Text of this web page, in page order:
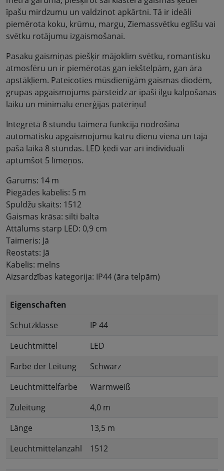
īpašu mirdzumu un valdzinot apkārtni. Tā ir ideāli
piemērota koku, krūmu, margu, Ziemassvētku eglīšu vai
svētku rotājumu izgaismošanai.
Pasaku gaismiņas piešķir mājoklim svētku, romantisku
atmosfēru un ir piemērotas gan iekštelpām, gan āra
apstākļiem. Pateicoties mūsdienīgām gaismas diodēm,
grupas apgaismojums pārsteidz ar īpaši ilgu kalpošanas
laiku un minimālu enerģijas patēriņu!
Integrētā 8 stundu taimera funkcija nodrošina
automātisku apgaismojumu katru dienu vienā un tajā
pašā laikā 8 stundas. LED ķēdi var arī individuāli
aptumšot 5 līmeņos.
Garums: 14 m
Piegādes kabelis: 5 m
Spuldžu skaits: 1512
Gaismas krāsa: silti balta
Attālums starp LED: 0,9 cm
Taimeris: Jā
Reostats: Jā
Kabelis: melns
Aizsardzības kategorija: IP44 (āra telpām)
Eigenschaften
Schutzklasse
IP 44
Leuchtmittel
LED
Farbe der Leitung
Schwarz
Leuchtmittelfarbe
Warmweiß
Zuleitung
4,0 m
Länge
13,5 m
Leuchtmittelanzahl
1512